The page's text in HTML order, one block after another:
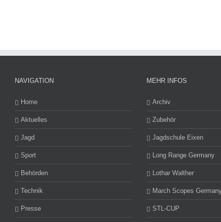
NAVIGATION
Home
Aktuelles
Jagd
Sport
Behörden
Technik
Presse
MEHR INFOS
Archiv
Zubehör
Jagdschule Eixen
Long Range Germany
Lothar Walther
March Scopes
STL-CUP